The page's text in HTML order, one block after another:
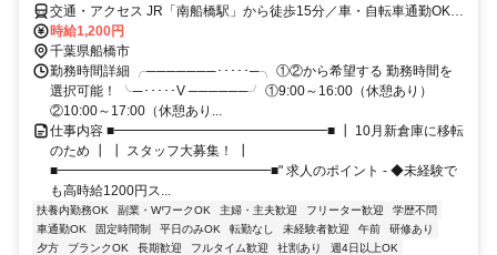
交通・アクセス JR「南船橋駅」から徒歩15分／車・自転車通勤OK／
転勤なし
時給1,200円
千葉県船橋市
勤務時間詳細 ╭───────･････─╮ ①②から希望する 勤務時間を
選択可能！ ╰─･････V ──────╯ ①9:00～16:00（休憩あり）
②10:00～17:00（休憩あり...
仕事内容 ■━━━━━━━━━━━━━━━━■ ┃ 10月新倉庫に移転
のため ┃ ┃ スタッフ大募集！ ┃
■━━━━━━━━━━━━━━━━■" 求人のポイント - ◆未経験で
も高時給1200円ス...
扶養内勤務OK 副業・WワークOK 主婦・主夫歓迎 フリーター歓迎
学歴不問
車通勤OK
固定時間制 平日のみOK 転勤なし 未経験者歓迎 午前
研修あり
夕方
ブランクOK 長期歓迎 フルタイム歓迎 社割あり 週4日以上OK